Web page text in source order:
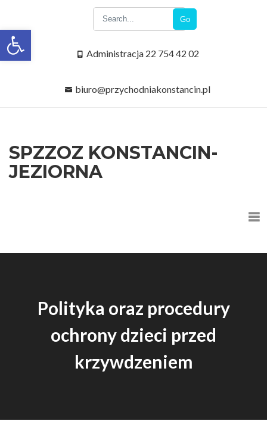
Open toolbar
Go
Administracja 22 754 42 02
biuro@przychodniakonstancin.pl
SPZZOZ KONSTANCIN-
JEZIORNA
Polityka oraz procedury
ochrony dzieci przed
krzywdzeniem